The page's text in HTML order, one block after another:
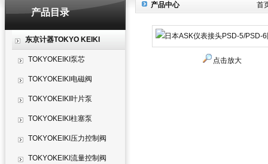
产品目录
东京计器TOKYO KEIKI
TOKYOKEIKI泵芯
TOKYOKEIKI电磁阀
TOKYOKEIKI叶片泵
TOKYOKEIKI柱塞泵
TOKYOKEIKI压力控制阀
TOKYOKEIKI流量控制阀
首
产品中心
点击放大